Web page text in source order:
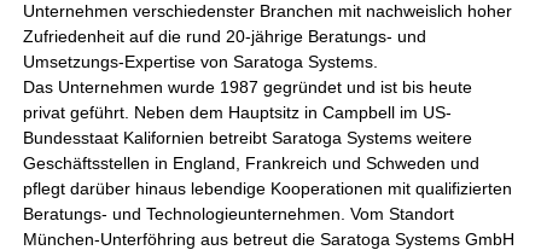
Unternehmen verschiedenster Branchen mit nachweislich hoher
Zufriedenheit auf die rund 20-jährige Beratungs- und
Umsetzungs-Expertise von Saratoga Systems.
Das Unternehmen wurde 1987 gegründet und ist bis heute
privat geführt. Neben dem Hauptsitz in Campbell im US-
Bundesstaat Kalifornien betreibt Saratoga Systems weitere
Geschäftsstellen in England, Frankreich und Schweden und
pflegt darüber hinaus lebendige Kooperationen mit qualifizierten
Beratungs- und Technologieunternehmen. Vom Standort
München-Unterföhring aus betreut die Saratoga Systems GmbH